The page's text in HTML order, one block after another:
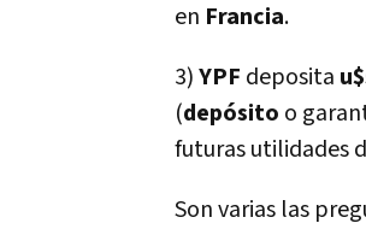
en Francia.
3)YPF deposita
(depósito o
futuras utilidades
Son varias las